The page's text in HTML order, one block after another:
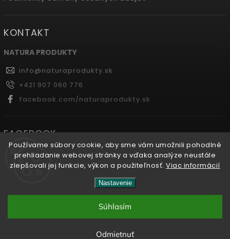
Používame súbory cookie, aby sme vám umožnili pohodlné
prehliadanie webovej stránky a vďaka analýze neustále
zlepšovali jej funkcie, výkon a použiteľnosť.Viac informácií
Nastavenie
Odmietnuť
Súhlasím
KONTAKT
NATURA PRODUKTY
info@naturaprodukty.sk
+421 907 060 776
facebook.com/naturaprodukty.sk
FACEBOOK
Naturaprodukty.sk
vyhradené.
Shoptet| Design